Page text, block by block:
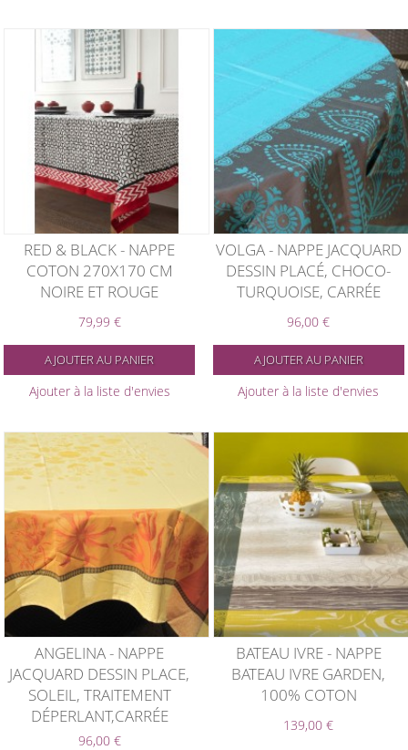
RED & BLACK - NAPPE
COTON 270X170 CM
NOIRE ET ROUGE
79,99 €
AJOUTER AU PANIER
Ajouter à la liste d'envies
VOLGA - NAPPE JACQUARD
DESSIN PLACÉ, CHOCO-
TURQUOISE, CARRÉE
96,00 €
AJOUTER AU PANIER
Ajouter à la liste d'envies
ANGELINA - NAPPE
JACQUARD DESSIN PLACE,
SOLEIL, TRAITEMENT
DÉPERLANT,CARRÉE
96,00 €
BATEAU IVRE - NAPPE
BATEAU IVRE GARDEN,
100% COTON
139,00 €